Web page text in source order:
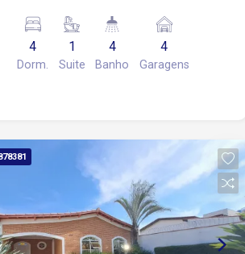
toda a família. Pavimento Térreo
Escritório (com possibilidade
ser utilizado como dormitório);
ampla; Lavabo com piso e pia em
Sala de jantar com piso em
Cozinha com móveis
fogão embutido e piso em
Pavimento Superior
escada circular revestida em
4
Dorm.
1
Suite
4
Banho
4
Garagens